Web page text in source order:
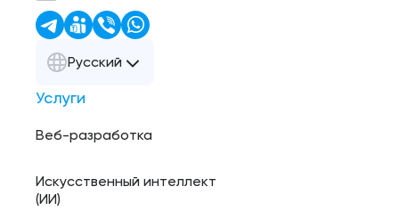
Русский
Услуги
Веб-разработка
Искусственный интеллект
(ИИ)